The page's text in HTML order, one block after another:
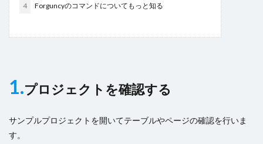
4 Forguncyのコマンドについてもっと知る
1.プロジェクトを確認する
サンプルプロジェクトを開いてテーブルやページの確認を行いま
す。